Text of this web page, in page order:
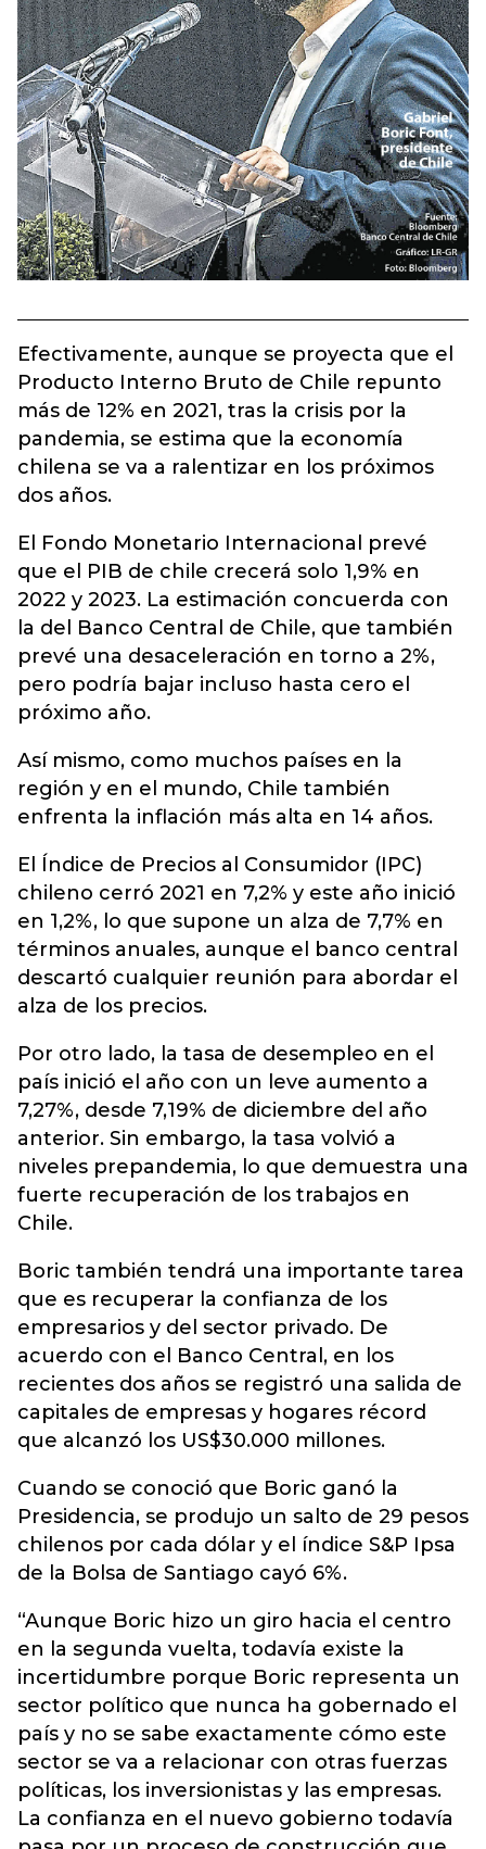
Efectivamente, aunque se proyecta que el
Producto Interno Bruto de Chile repunto
más de 12% en 2021, tras la crisis por la
pandemia, se estima que la economía
chilena se va a ralentizar en los próximos
dos años.
El Fondo Monetario Internacional prevé
que el PIB de chile crecerá solo 1,9% en
2022 y 2023. La estimación concuerda con
la del Banco Central de Chile, que también
prevé una desaceleración en torno a 2%,
pero podría bajar incluso hasta cero el
próximo año.
Así mismo, como muchos países en la
región y en el mundo, Chile también
enfrenta la inflación más alta en 14 años.
El Índice de Precios al Consumidor (IPC)
chileno cerró 2021 en 7,2% y este año inició
en 1,2%, lo que supone un alza de 7,7% en
términos anuales, aunque el banco central
descartó cualquier reunión para abordar el
alza de los precios.
Por otro lado, la tasa de desempleo en el
país inició el año con un leve aumento a
7,27%, desde 7,19% de diciembre del año
anterior. Sin embargo, la tasa volvió a
niveles prepandemia, lo que demuestra una
fuerte recuperación de los trabajos en
Chile.
Boric también tendrá una importante tarea
que es recuperar la confianza de los
empresarios y del sector privado. De
acuerdo con el Banco Central, en los
recientes dos años se registró una salida de
capitales de empresas y hogares récord
que alcanzó los US$30.000 millones.
Cuando se conoció que Boric ganó la
Presidencia, se produjo un salto de 29 pesos
chilenos por cada dólar y el índice S&P Ipsa
de la Bolsa de Santiago cayó 6%.
“Aunque Boric hizo un giro hacia el centro
en la segunda vuelta, todavía existe la
incertidumbre porque Boric representa un
sector político que nunca ha gobernado el
país y no se sabe exactamente cómo este
sector se va a relacionar con otras fuerzas
políticas, los inversionistas y las empresas.
La confianza en el nuevo gobierno todavía